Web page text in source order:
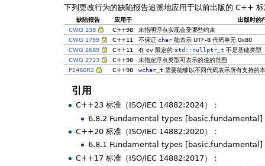
下列更改行为的缺陷报告追溯地应用于以前出版的 C++
缺陷报告 应用于
出版时的
CWG 238
C++98
未指明浮点实现会受哪些约束
CWG 1759
C++11 不保证 char能表示 UTF-8 代码单元 0x80
CWG 2689
C++11 有 cv 限定的 std::nullptr_t 不是基础类型
CWG 2723
C++98
未指定浮点类型可表示的值的范围
P2460R2
C++98 wchar_t 需要能够以不同代码表示所有支持的
引用
C++23 标准（ISO/IEC 14882:2024）：
6.8.2 Fundamental types [basic.fundamental]
C++20 标准（ISO/IEC 14882:2020）：
6.8.1 Fundamental types [basic.fundamental]
C++17 标准（ISO/IEC 14882:2017）：